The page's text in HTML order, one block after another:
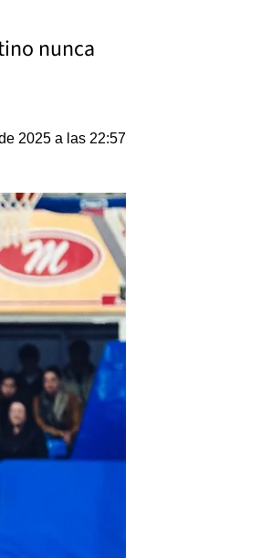
nunca
2025 a las 22:57